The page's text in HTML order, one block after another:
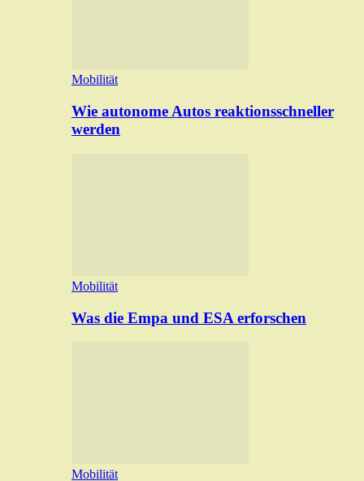
Mobilität
Wie autonome Autos reaktionsschneller
werden
Mobilität
Was die Empa und ESA erforschen
Mobilität